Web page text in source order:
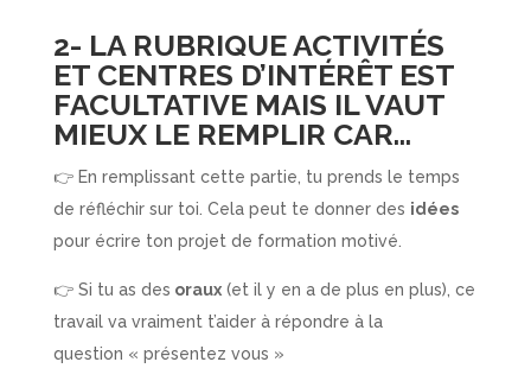
2- LA RUBRIQUE ACTIVITÉS
ET CENTRES D’INTÉRÊT EST
FACULTATIVE MAIS IL VAUT
MIEUX LE REMPLIR CAR…
👉 En remplissant cette partie, tu prends le temps
de réfléchir sur toi. Cela peut te donner des idées
pour écrire ton projet de formation motivé.
👉 Si tu as des oraux(et il y en a de plus en plus), ce
travail va vraiment t’aider à répondre à la
question « présentez vous »